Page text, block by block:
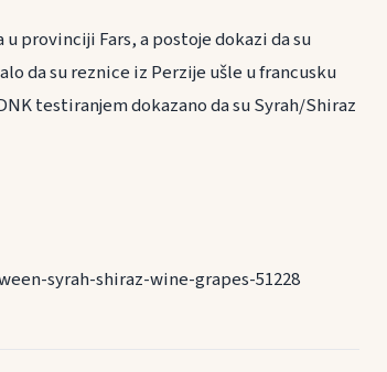
provinciji Fars, a postoje dokazi da su
da su reznice iz Perzije ušle u francusku
testiranjem dokazano da su Syrah/Shiraz
syrah-shiraz-wine-grapes-51228